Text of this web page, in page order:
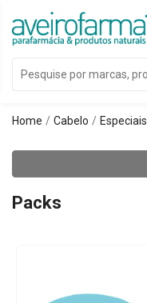
Home Cabelo Especiais
Packs